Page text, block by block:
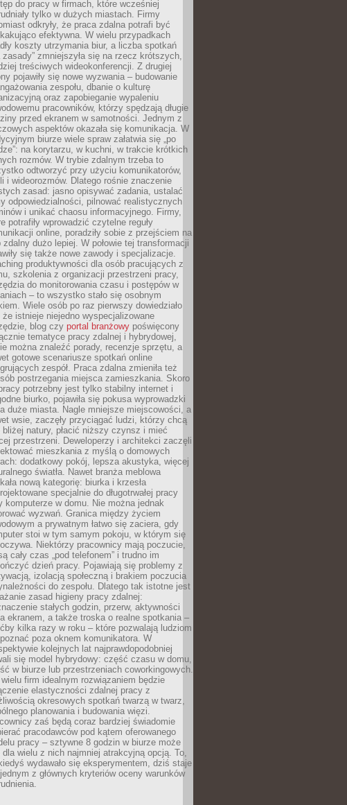
do pracy w firmach, które wcześniej
tylko w dużych miastach. Firmy
odkryły, że praca zdalna potrafi być
efektywna. W wielu przypadkach
koszty utrzymania biur, a liczba spotkań
zasady” zmniejszyła się na rzecz krótszych,
treściwych wideokonferencji. Z drugiej
pojawiły się nowe wyzwania – budowanie
zespołu, dbanie o kulturę
oraz zapobieganie wypaleniu
pracowników, którzy spędzają długie
przed ekranem w samotności. Jednym z
aspektów okazała się komunikacja. W
biurze wiele spraw załatwia się „po
na korytarzu, w kuchni, w trakcie krótkich
rozmów. W trybie zdalnym trzeba to
odtworzyć przy użyciu komunikatorów,
i wideorozmów. Dlatego rośnie znaczenie
zasad: jasno opisywać zadania, ustalać
odpowiedzialności, pilnować realistycznych
i unikać chaosu informacyjnego. Firmy,
potrafiły wprowadzić czytelne reguły
online, poradziły sobie z przejściem na
zdalny dużo lepiej. W połowie tej transformacji
się także nowe zawody i specjalizacje.
produktywności dla osób pracujących z
szkolenia z organizacji przestrzeni pracy,
do monitorowania czasu i postępów w
– to wszystko stało się osobnym
Wiele osób po raz pierwszy dowiedziało
że istnieje niejedno wyspecjalizowane
blog czy portal branżowy poświęcony
tematyce pracy zdalnej i hybrydowej,
można znaleźć porady, recenzje sprzętu, a
gotowe scenariusze spotkań online
zespół. Praca zdalna zmieniła też
postrzegania miejsca zamieszkania. Skoro
potrzebny jest tylko stabilny internet i
biurko, pojawiła się pokusa wyprowadzki
duże miasta. Nagle mniejsze miejscowości, a
wsie, zaczęły przyciągać ludzi, którzy chcą
natury, płacić niższy czynsz i mieć
przestrzeni. Deweloperzy i architekci zaczęli
mieszkania z myślą o domowych
dodatkowy pokój, lepsza akustyka, więcej
światła. Nawet branża meblowa
nową kategorię: biurka i krzesła
specjalnie do długotrwałej pracy
komputerze w domu. Nie można jednak
wyzwań. Granica między życiem
a prywatnym łatwo się zaciera, gdy
stoi w tym samym pokoju, w którym się
Niektórzy pracownicy mają poczucie,
cały czas „pod telefonem” i trudno im
dzień pracy. Pojawiają się problemy z
izolacją społeczną i brakiem poczucia
do zespołu. Dlatego tak istotne jest
zasad higieny pracy zdalnej:
stałych godzin, przerw, aktywności
ekranem, a także troska o realne spotkania –
kilka razy w roku – które pozwalają ludziom
poza oknem komunikatora. W
kolejnych lat najprawdopodobniej
się model hybrydowy: część czasu w domu,
w biurze lub przestrzeniach coworkingowych.
wielu firm idealnym rozwiązaniem będzie
elastyczności zdalnej pracy z
okresowych spotkań twarzą w twarz,
planowania i budowania więzi.
zaś będą coraz bardziej świadomie
pracodawców pod kątem oferowanego
pracy – sztywne 8 godzin w biurze może
dla wielu z nich najmniej atrakcyjną opcją. To,
wydawało się eksperymentem, dziś staje
z głównych kryteriów oceny warunków